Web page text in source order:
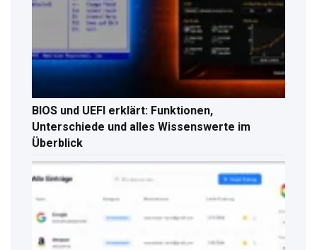
BIOS und UEFI erklärt: Funktionen,
Unterschiede und alles Wissenswerte im
Überblick